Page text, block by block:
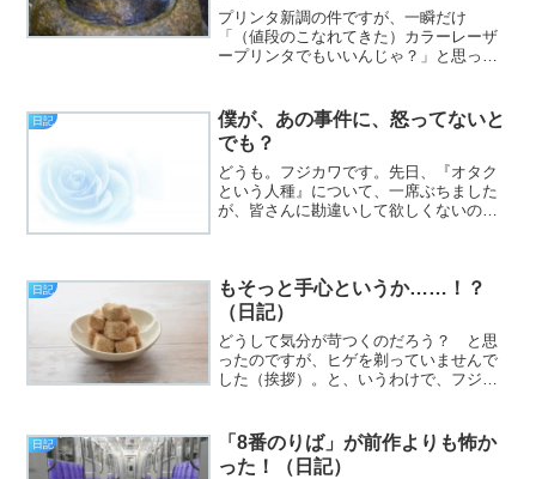
プリンタ新調の件ですが、一瞬だけ
「（値段のこなれてきた）カラーレーザ
ープリンタでもいいんじゃ？」と思った
買う必要があり、結果的には高く付くの
で、落ち着きました（挨拶）。...
日記
僕が、あの事件に、怒ってないと
でも？
どうも。フジカワです。先日、『オタク
という人種』について、一席ぶちました
が、皆さんに勘違いして欲しくないの
して、過去、『けいおん！』...
日記
もそっと手心というか……！？
（日記）
どうして気分が苛つくのだろう？ と思
ったのですが、ヒゲを剃っていませんで
した（挨拶）。と、いうわけで、フジカ
いかがお過ごしでしょうか。今日のエン
トリは、「HbA1cが！...
日記
「8番のりば」が前作よりも怖か
った！（日記）